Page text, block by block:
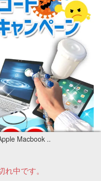
Macbook ..
中です。